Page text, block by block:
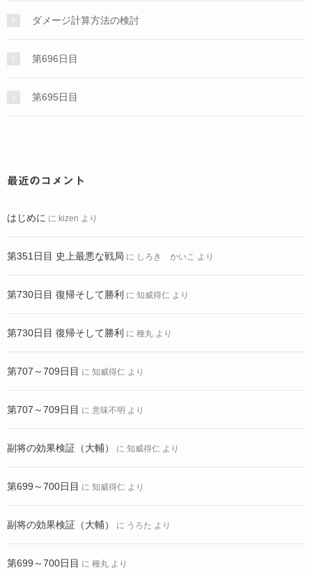
ダメージ計算方法の検討
第696日目
第695日目
最近のコメント
はじめに に kizen より
第351日目 史上最悪な戦局 に しろき かいこ より
第730日目 復帰そして勝利 に 知威得仁 より
第730日目 復帰そして勝利 に 種丸 より
第707～709日目 に 知威得仁 より
第707～709日目 に 意味不明 より
副将の効果検証（大輔） に 知威得仁 より
第699～700日目 に 知威得仁 より
副将の効果検証（大輔） に うろた より
第699～700日目 に 種丸 より